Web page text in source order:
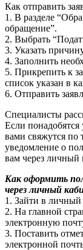
Как отправить
1. В разделе
обращение”.
2. Выбрать
3. Указать
4. Заполнить
5. Прикрепить к
список указан в
6. Отправить
Специалисты
Если
вами свяжутся по
уведомление о
вам через личный
Как оформить
через личный
1. Зайти в
2. На главной
электронную
3. Поставить
электронной